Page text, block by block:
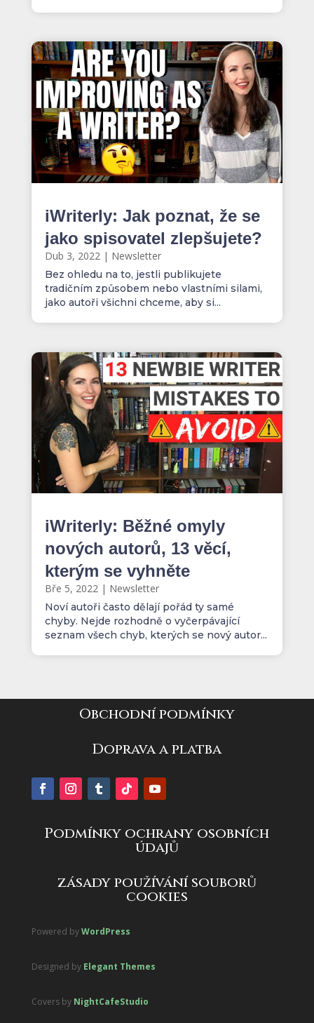
iWriterly: Jak poznat, že se
jako spisovatel zlepšujete?
Dub 3, 2022| Newsletter
Bez ohledu na to, jestli publikujete
tradičním způsobem nebo vlastními silami,
jako autoři všichni chceme, aby si...
iWriterly: Běžné omyly
nových autorů, 13 věcí,
kterým se vyhněte
Bře 5, 2022| Newsletter
Noví autoři často dělají pořád ty samé
chyby. Nejde rozhodně o vyčerpávající
seznam všech chyb, kterých se nový autor...
Obchodní podmínky
Doprava a platba
Podmínky ochrany osobních
údajů
zásady používání souborů
cookies
Powered byWordPress
Designed by Elegant Themes
Covers by NightCafeStudio